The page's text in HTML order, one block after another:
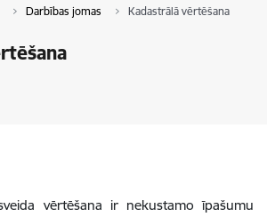
Darbības jomas Kadastrālā vērtēšana
vērtēšana ir nekustamo īpašumu